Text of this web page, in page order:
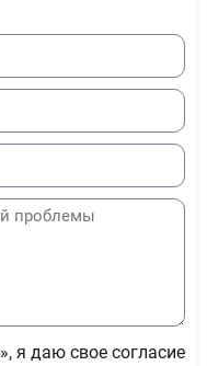
я даю свое согласие